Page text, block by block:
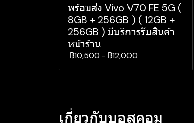
พร้อมส่ง Vivo V70 FE 5G (
8GB + 256GB ) ( 12GB +
256GB ) มีบริการรับสินค้า
หน้าร้าน
฿10,500 - ฿12,000
เกี่ยวกับบอสคอม